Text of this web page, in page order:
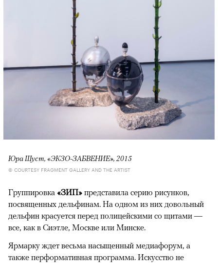
Юра Шуст, «ЭКЗО-ЗАБВЕНИЕ», 2015
© COURTESY FRAGMENT GALLERY AND THE ARTIST
Группировка «ЗИП» представила серию рисунков,
посвященных дельфинам. На одном из них довольный
дельфин красуется перед полицейскими со щитами —
все, как в Сиэтле, Москве или Минске.
Ярмарку ждет весьма насыщенный медиафорум, а
также перформативная программа. Искусство не